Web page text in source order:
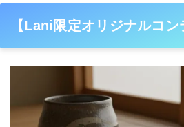
【Lani限定オリジナルコン